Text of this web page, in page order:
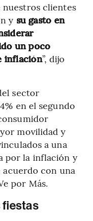
nuestros clientes
y su gasto en
un poco
inflación”, dijo
sector
en el segundo
movilidad y
a una
por la inflación y
acuerdo con una
por Más.
fiestas